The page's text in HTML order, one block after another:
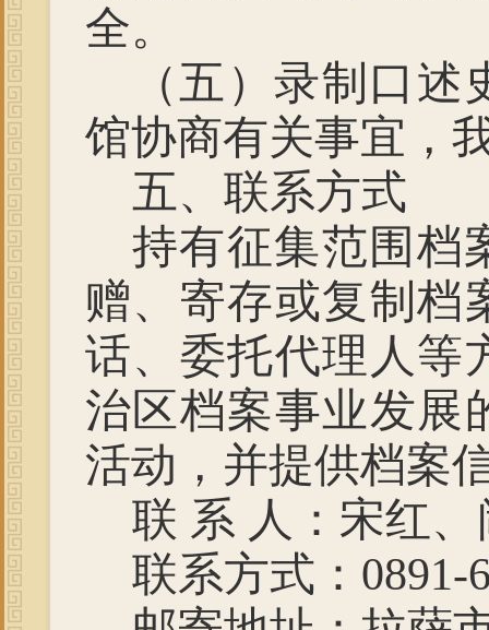
全。
（五）录制口
馆协商有关事宜，
五、联系方式
持有征集范围档
赠、寄存或复制档
话、委托代理人等
治区档案事业发展
活动，并提供档案
联 系 人：宋红、
联系方式： 0891-